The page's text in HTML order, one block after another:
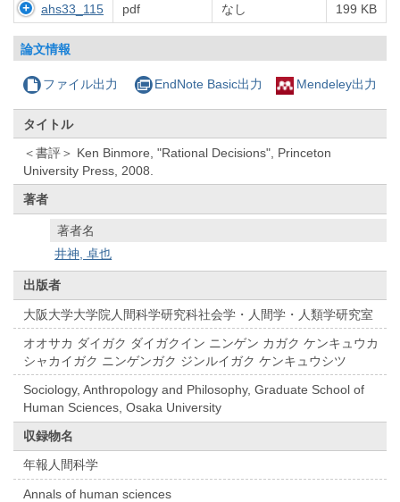
ahs33_115 pdf なし 199 KB
論文情報
ファイル出力 EndNote Basic出力 Mendeley出力
タイトル
＜書評＞ Ken Binmore, "Rational Decisions", Princeton
University Press, 2008.
著者
著者名
井神, 卓也
出版者
大阪大学大学院人間科学研究科社会学・人間学・人類学研究室
オオサカ ダイガク ダイガクイン ニンゲン カガク ケンキュウカ
シャカイガク ニンゲンガク ジンルイガク ケンキュウシツ
Sociology, Anthropology and Philosophy, Graduate School of
Human Sciences, Osaka University
収録物名
年報人間科学
Annals of human sciences